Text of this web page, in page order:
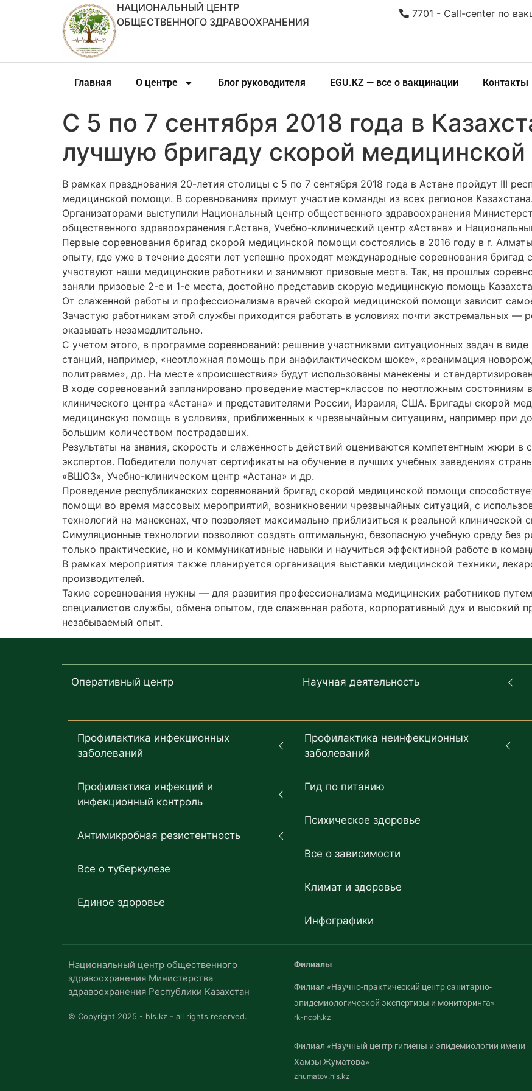
НАЦИОНАЛЬНЫЙ ЦЕНТР
ОБЩЕСТВЕННОГО ЗДРАВООХРАНЕНИЯ
7701 - Call-center по
Главная О центре Блог руководителя EGU.KZ — все о вакцинации Контакты
С 5 по 7 сентября 2018 года в
лучшую бригаду скорой
В рамках празднования 20-летия столицы с 5 по 7 сентября 2018 года в Астане пройдут III
медицинской помощи. В соревнованиях примут участие команды из всех регионов Казахстана.
Организаторами выступили Национальный центр общественного здравоохранения
общественного здравоохранения г.Астана, Учебно-клинический центр «Астана» и
Первые соревнования бригад скорой медицинской помощи состоялись в 2016 году в г.
опыту, где уже в течение десяти лет успешно проходят международные соревнования
участвуют наши медицинские работники и занимают призовые места. Так, на прошлых
заняли призовые 2-е и 1-е места, достойно представив скорую медицинскую помощь
От слаженной работы и профессионализма врачей скорой медицинской помощи зависит
Зачастую работникам этой службы приходится работать в условиях почти экстремальных —
оказывать незамедлительно.
С учетом этого, в программе соревнований: решение участниками ситуационных задач в
станций, например, «неотложная помощь при анафилактическом шоке», «реанимация
политравме», др. На месте «происшествия» будут использованы манекены и
В ходе соревнований запланировано проведение мастер-классов по неотложным
клинического центра «Астана» и представителями России, Израиля, США. Бригады скорой
медицинскую помощь в условиях, приближенных к чрезвычайным ситуациям, например при
большим количеством пострадавших.
Результаты на знания, скорость и слаженность действий оцениваются компетентным жюри в
экспертов. Победители получат сертификаты на обучение в лучших учебных заведениях
«ВШОЗ», Учебно-клиническом центр «Астана» и др.
Проведение республиканских соревнований бригад скорой медицинской помощи
помощи во время массовых мероприятий, возникновении чрезвычайных ситуаций, с
технологий на манекенах, что позволяет максимально приблизиться к реальной клинической
Симуляционные технологии позволяют создать оптимальную, безопасную учебную среду без
только практические, но и коммуникативные навыки и научиться эффективной работе в
В рамках мероприятия также планируется организация выставки медицинской техники,
производителей.
Такие соревнования нужны — для развития профессионализма медицинских работников
специалистов службы, обмена опытом, где слаженная работа, корпоративный дух и высокий
незабываемый опыт.
Оперативный центр Научная деятельность
Профилактика инфекционных
заболеваний
Профилактика инфекций и
инфекционный контроль
Антимикробная резистентность
Все о туберкулезе
Единое здоровье
Профилактика неинфекционных
заболеваний
Гид по питанию
Психическое здоровье
Все о зависимости
Климат и здоровье
Инфографики
Национальный центр общественного
здравоохранения Министерства
здравоохранения Республики Казахстан
© Copyright 2025 - hls.kz - all rights reserved.
Филиалы
Филиал «Научно-практический центр санитарно-
эпидемиологической экспертизы и мониторинга»
rk-ncph.kz
Филиал «Научный центр гигиены и эпидемиологии имени
Хамзы Жуматова»
zhumatov.hls.kz